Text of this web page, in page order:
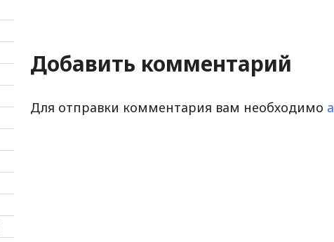
Добавить комментарий
Для отправки комментария вам необходимо